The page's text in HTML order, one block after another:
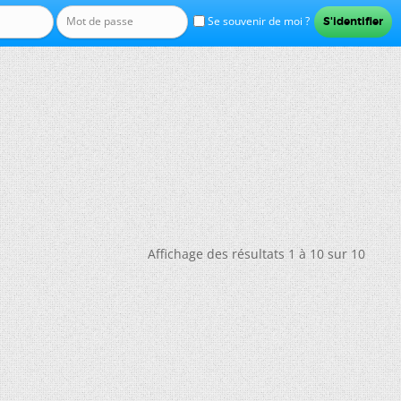
Se souvenir de moi ?
Affichage des résultats 1 à 10 sur 10